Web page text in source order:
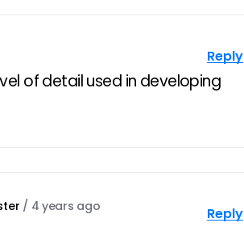
of detail used in developing
Reply
/ 4 years ago Reply